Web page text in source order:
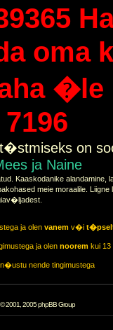
oma
�le
7196
on
ja Naine
Kaaskodanike
meie moraalile.
ja olen vanem v�i
ja olen nooremkui 13
nende tingimustega
© 2001, 2005 phpBB Group